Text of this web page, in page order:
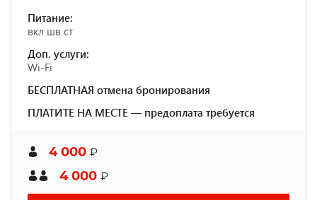
Питание:
вкл шв ст
Доп. услуги:
Wi-Fi
БЕСПЛАТНАЯ отмена бронирования
ПЛАТИТЕ НА МЕСТЕ — предоплата требуется
4 000 ₽
4 000 ₽